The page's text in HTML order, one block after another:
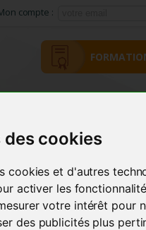
cookies
cookies et d'autres
activer les
votre intérêt pour
des publicités plus
compte :